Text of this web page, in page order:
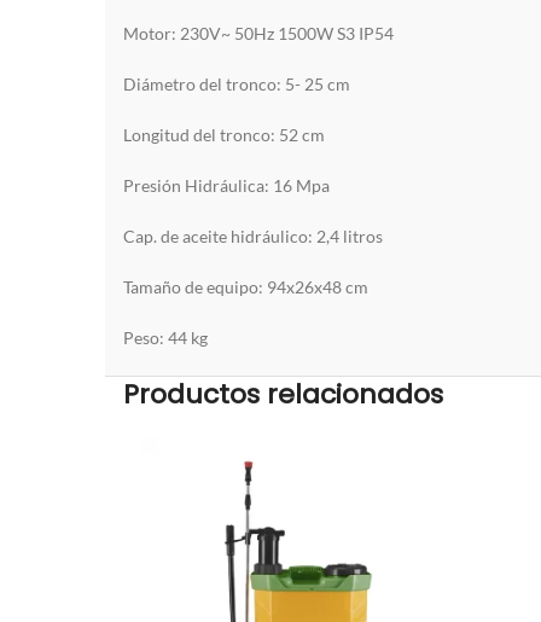
Motor: 230V~ 50Hz 1500W S3 IP54
Diámetro del tronco: 5- 25 cm
Longitud del tronco: 52 cm
Presión Hidráulica: 16 Mpa
Cap. de aceite hidráulico: 2,4 litros
Tamaño de equipo: 94x26x48 cm
Peso: 44 kg
Productos relacionados